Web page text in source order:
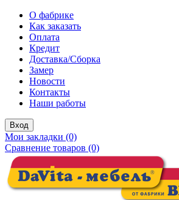
О фабрике
Как заказать
Оплата
Кредит
Доставка/Сборка
Замер
Новости
Контакты
Наши работы
Вход
Мои закладки (0)
Сравнение товаров (0)